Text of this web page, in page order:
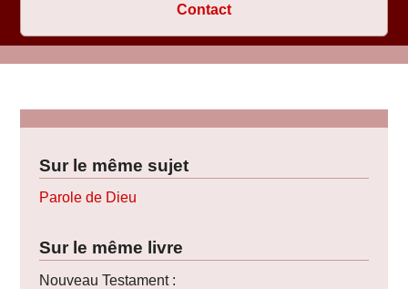
Contact
Sur le même sujet
Parole de Dieu
Sur le même livre
Nouveau Testament :